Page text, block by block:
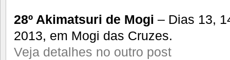
28º Akimatsuri de Mogi – Dias 13,
2013, em Mogi das Cruzes.
Veja detalhes no outro post